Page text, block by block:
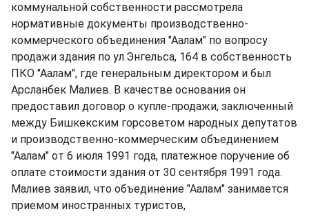
коммунальной собственности рассмотрела
нормативные документы производственно-
коммерческого объединения "Аалам" по вопросу
продажи здания по ул.Энгельса, 164 в собственность
ПКО "Аалам", где генеральным директором и был
Арсланбек Малиев. В качестве основания он
предоставил договор о купле-продажи, заключенный
между Бишкекским горсоветом народных депутатов
и производственно-коммерческим объединением
"Аалам" от 6 июля 1991 года, платежное поручение об
оплате стоимости здания от 30 сентября 1991 года.
Малиев заявил, что объединение "Аалам" занимается
приемом иностранных туристов,